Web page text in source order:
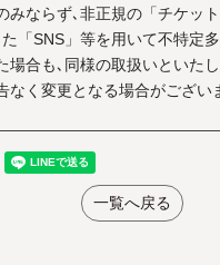
みならず､非正規の「チケッ
た「SNS」等を用いて不特定
場合も､同様の取扱いといた
く変更となる場合がござい
一覧へ戻る